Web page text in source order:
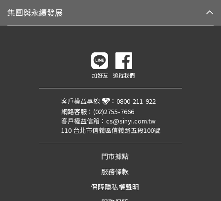
集團與永續發展
加好友 追蹤我們
客戶權益專線 ： 0800-211-922
網路客服： (02)2755-7666
客戶權益信箱： cs@sinyi.com.tw
110 台北市信義區信義路五段100號
門市據點
服務條款
保障隱私權聲明